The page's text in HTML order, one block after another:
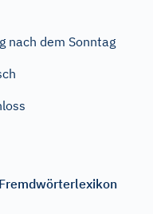
nach dem Sonntag